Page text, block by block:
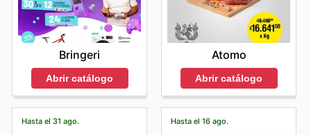
Bringeri
Abrir catálogo
Atomo
Abrir catálogo
Hasta el 31 ago. Hasta el 16 ago.